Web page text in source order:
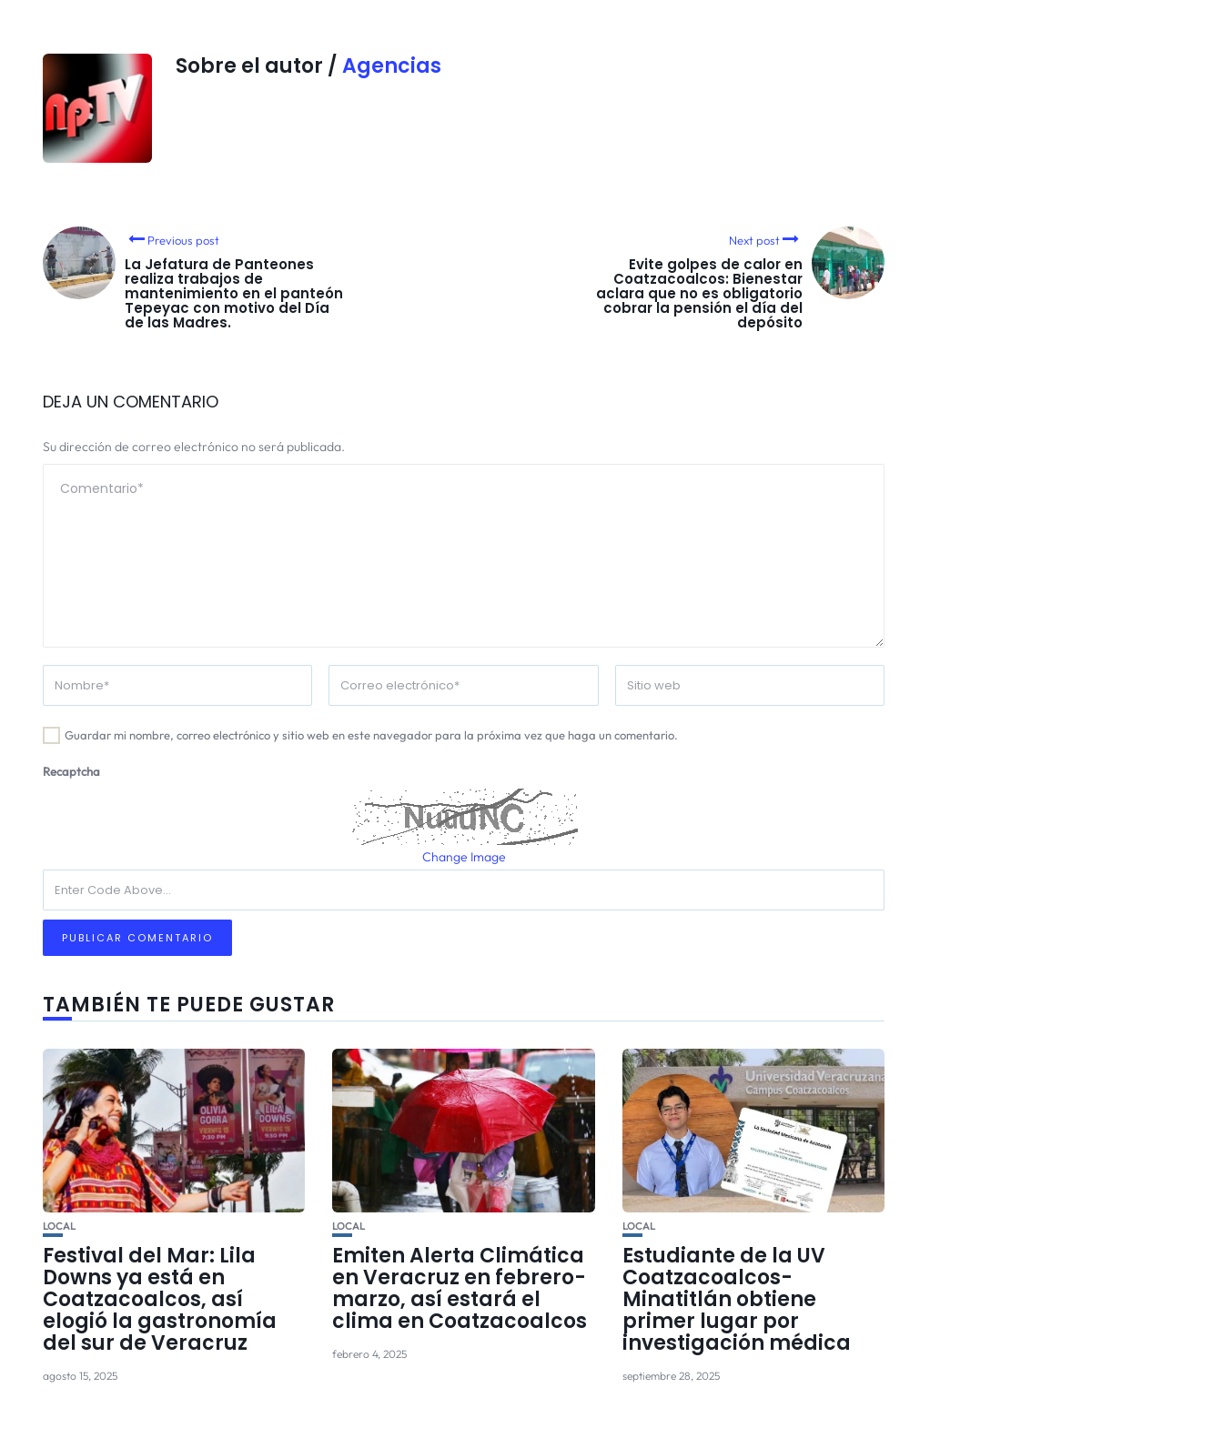
Sobre el autor / Agencias
Previous post
La Jefatura de Panteones
realiza trabajos de
mantenimiento en el panteón
Tepeyac con motivo del Día
de las Madres.
Next post
Evite golpes de calor en
Coatzacoalcos: Bienestar
aclara que no es obligatorio
cobrar la pensión el día del
depósito
DEJA UN COMENTARIO
Su dirección de correo electrónico no será publicada.
Guardar mi nombre, correo electrónico y sitio web en este navegador para la próxima vez que haga un comentario.
Recaptcha
Change Image
TAMBIÉN TE PUEDE GUSTAR
LOCAL
Festival del Mar: Lila
Downs ya está en
Coatzacoalcos, así
elogió la gastronomía
del sur de Veracruz
agosto 15, 2025
LOCAL
Emiten Alerta Climática
en Veracruz en febrero-
marzo, así estará el
clima en Coatzacoalcos
febrero 4, 2025
LOCAL
Estudiante de la UV
Coatzacoalcos-
Minatitlán obtiene
primer lugar por
investigación médica
septiembre 28, 2025